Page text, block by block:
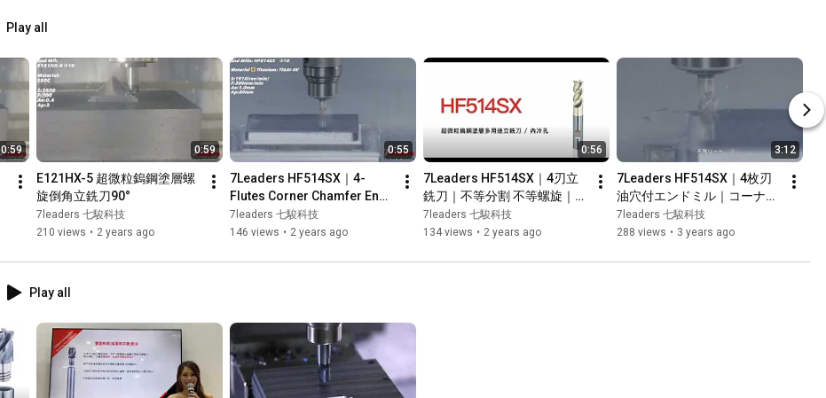
Play all
0:59 0:59
E121HX-5 超微粒鎢鋼塗層螺
旋倒角立銑刀90°
7leaders 七駿科技
210 views • 2 years ago
0:55
7Leaders HF514SX｜4-
Flutes Corner Chamfer End
Mill｜Y-shape Oil-feed
Cooling
7leaders 七駿科技
146 views • 2 years ago
0:56
7Leaders HF514SX｜4刃立
銑刀｜不等分割 不等螺旋｜特
殊Y型水孔可有效冷卻切削點
7leaders 七駿科技
134 views • 2 years ago
3:12
7Leaders HF514SX｜4枚刃
油穴付エンドミル｜コーナー
C面付き｜不等分割、不等リ
ード｜
7leaders 七駿科技
288 views • 3 years ago
Play all